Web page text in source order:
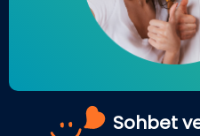
Sohbet